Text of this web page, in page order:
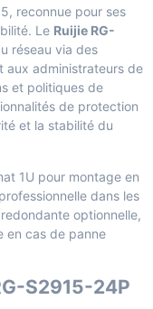
reconnue pour ses
Le Ruijie RG-
réseau via des
aux administrateurs de
et politiques de
de protection
et la stabilité du
1U pour montage en
dans les
optionnelle,
en cas de panne
S2915-24P